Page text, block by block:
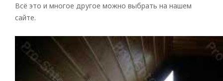
Всё это и многое другое можно выбрать на нашем
сайте.